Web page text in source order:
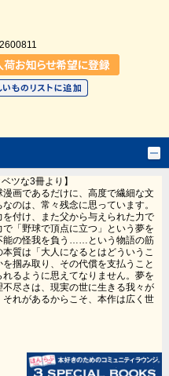
ツな3冊より】
画であるだけに、高度で繊細な文
のは、常々残念に思っています。
付け、また父から与えられた力で
「野球で頂点に立つ」という夢を
能の怪我を負う……という物語の筋
質は「大人になるとはどういうこ
掴み取り、その代償を支払うこと
るように思えてなりません。夢を
尽さは、現実の世に生きる我々が
れがあるからこそ、本作は広く世